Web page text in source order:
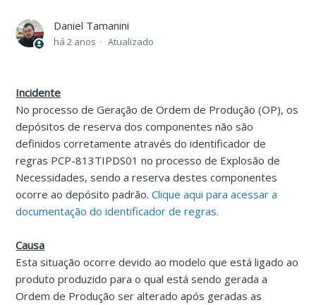
Daniel Tamanini
há 2 anos Atualizado
Incidente
No processo de Geração de Ordem de Produção (OP), os
depósitos de reserva dos componentes não são
definidos corretamente através do identificador de
regras PCP-813TIPDS01 no processo de Explosão de
Necessidades, sendo a reserva destes componentes
ocorre ao depósito padrão.Clique aqui para acessar a
documentação do identificador de regras.
Causa
Esta situação ocorre devido ao modelo que está ligado ao
produto produzido para o qual está sendo gerada a
Ordem de Produção ser alterado após geradas as